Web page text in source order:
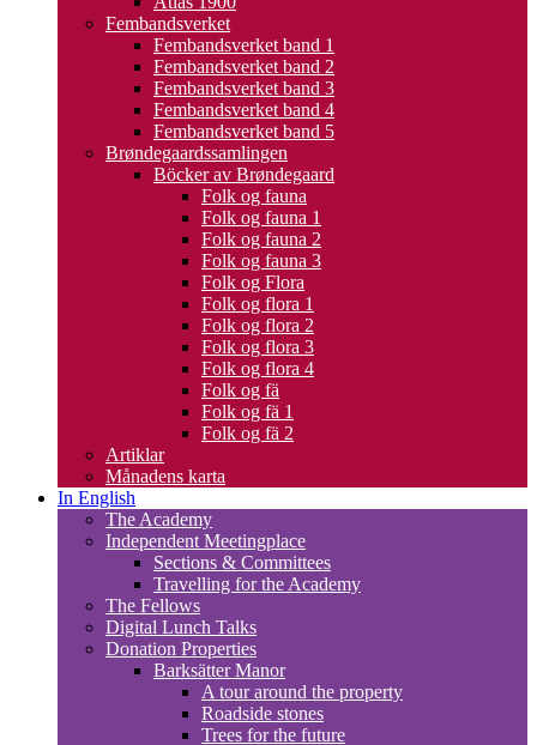
Fembandsverket
Fembandsverket band 1
Fembandsverket band 2
Fembandsverket band 3
Fembandsverket band 4
Fembandsverket band 5
Brøndegaardssamlingen
Böcker av Brøndegaard
Folk og fauna
Folk og fauna 1
Folk og fauna 2
Folk og fauna 3
Folk og Flora
Folk og flora 1
Folk og flora 2
Folk og flora 3
Folk og flora 4
Folk og fä
Folk og fä 1
Folk og fä 2
Artiklar
Månadens karta
In English
The Academy
Independent Meetingplace
Sections & Committees
Travelling for the Academy
The Fellows
Digital Lunch Talks
Donation Properties
Barksätter Manor
A tour around the property
Roadside stones
Trees for the future